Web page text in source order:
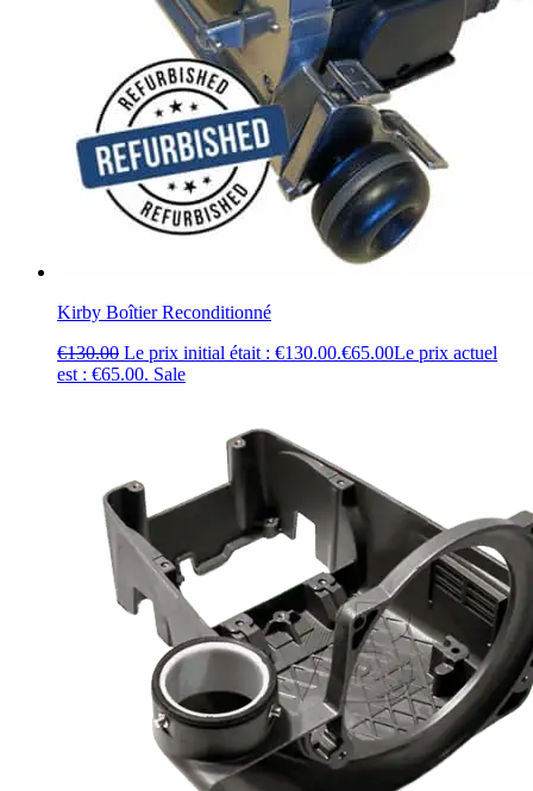
Kirby Boîtier Reconditionné
€130.00 Le prix initial était : €130.00.€65.00Le prix actuel
est : €65.00. Sale